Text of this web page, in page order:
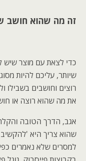
זה מה שהוא חושב
כדי לצאת עם מוצר שיש
שיותר, עליכם להיות
רוצים וחושבים בשבילו
את מה שהוא רוצה או
אגב, הדרך הטובה
שהוא צריך היא
למסרים שלא נאמרים